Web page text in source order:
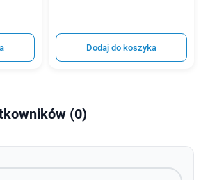
Dodaj do koszyka
(0)